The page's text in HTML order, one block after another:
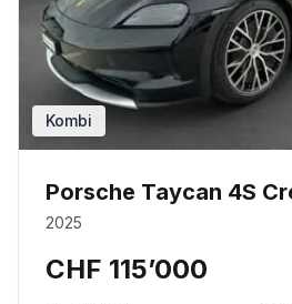
Kombi
Porsche Taycan 4S
2025
CHF 115’000